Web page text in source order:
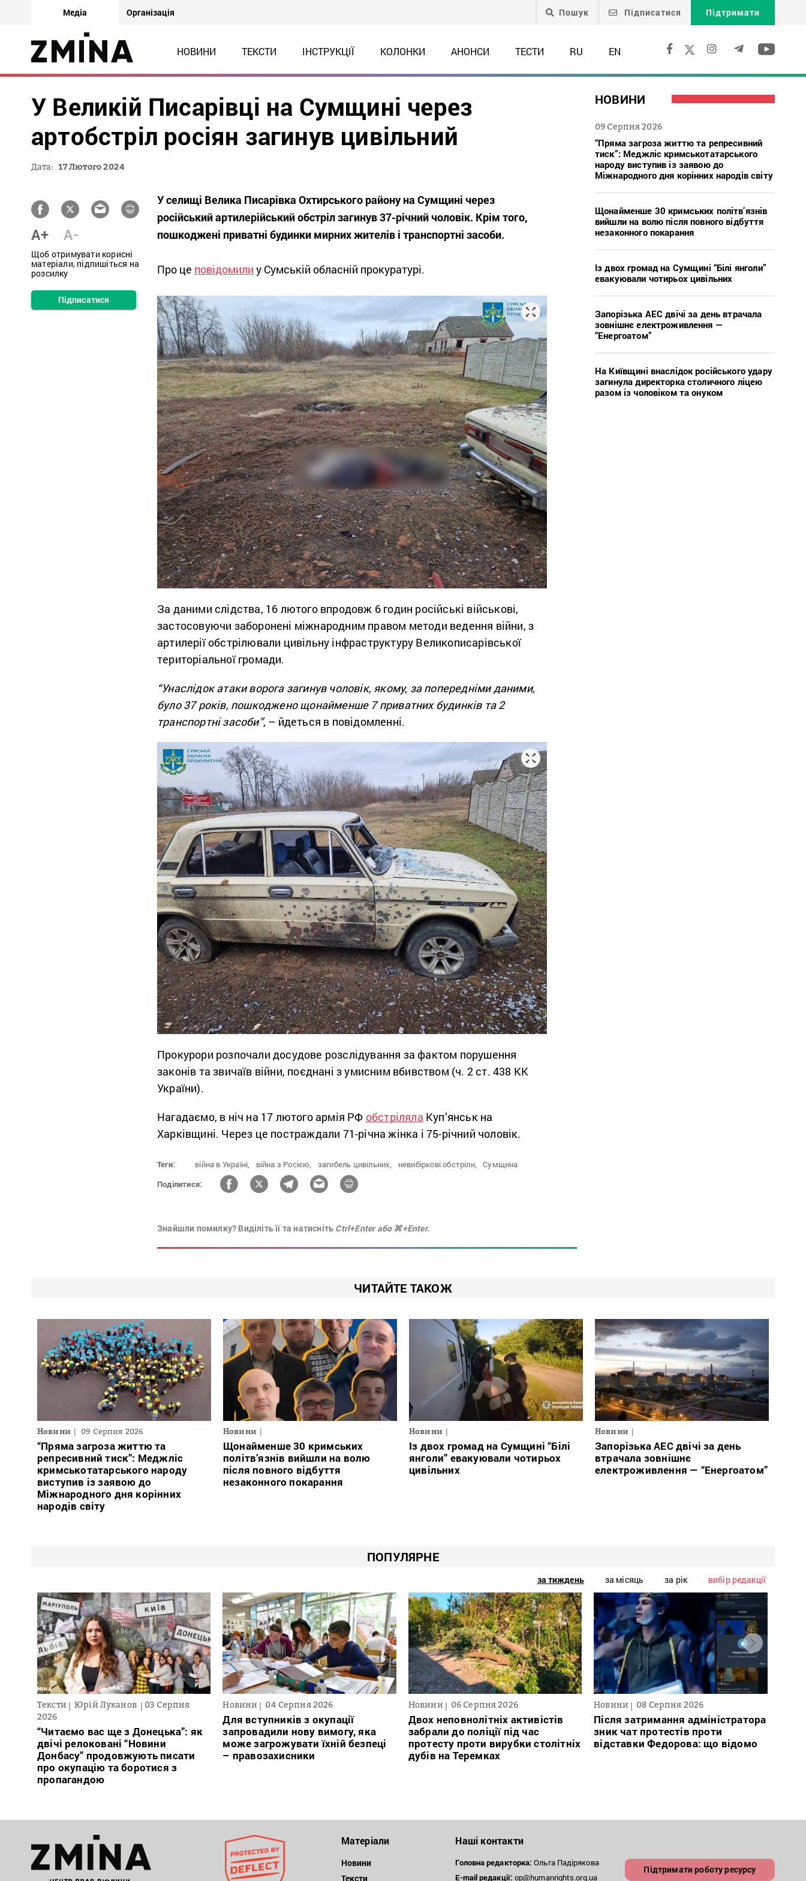
Медіа Організація Пошук Підписатися Підтримати
НОВИНИ ТЕКСТИ ІНСТРУКЦІЇ КОЛОНКИ АНОНСИ ТЕСТИ RU EN
У Великій Писарівці на Сумщині через
артобстріл росіян загинув цивільний
Дата: 17 Лютого 2024
A+ A-
Щоб отримувати корисні
матеріали, підпишіться на
розсилку
Підписатися
У селищі Велика Писарівка Охтирського району на Сумщині через
російський артилерійський обстріл загинув 37-річний чоловік. Крім того,
пошкоджені приватні будинки мирних жителів і транспортні засоби.
Про це повідомили у Сумській обласній прокуратурі.
За даними слідства, 16 лютого впродовж 6 годин російські військові,
застосовуючи заборонені міжнародним правом методи ведення війни, з
артилерії обстрілювали цивільну інфраструктуру Великописарівської
територіальної громади.
“Унаслідок атаки ворога загинув чоловік, якому, за попередніми даними,
було 37 років, пошкоджено щонайменше 7 приватних будинків та 2
транспортні засоби”, – йдеться в повідомленні.
Прокурори розпочали досудове розслідування за фактом порушення
законів та звичаїв війни, поєднані з умисним вбивством (ч. 2 ст. 438 КК
України).
Нагадаємо, в ніч на 17 лютого армія РФ обстріляла Куп’янськ на
Харківщині. Через це постраждали 71-річна жінка і 75-річний чоловік.
Теги: війна в Україні, війна з Росією, загибель цивільних, невибіркові обстріли,
Сумщина
Поділитися:
Знайшли помилку? Виділіть її та натисніть Ctrl+Enter або ⌘+Enter.
НОВИНИ
09 Серпня 2026
“Пряма загроза життю та репресивний
тиск”: Меджліс кримськотатарського
народу виступив із заявою до
Міжнародного дня корінних народів світу
Щонайменше 30 кримських політв’язнів
вийшли на волю після повного відбуття
незаконного покарання
Із двох громад на Сумщині “Білі янголи”
евакуювали чотирьох цивільних
Запорізька АЕС двічі за день втрачала
зовнішнє електроживлення —
“Енергоатом”
На Київщині внаслідок російського удару
загинула директорка столичного ліцею
разом із чоловіком та онуком
ЧИТАЙТЕ ТАКОЖ
Новини 09 Серпня 2026
“Пряма загроза життю та
репресивний тиск”: Меджліс
кримськотатарського народу
виступив із заявою до
Міжнародного дня корінних
народів світу
Новини
Щонайменше 30 кримських
політв’язнів вийшли на волю
після повного відбуття
незаконного покарання
Новини
Із двох громад на Сумщині “Білі
янголи” евакуювали чотирьох
цивільних
Новини
Запорізька АЕС двічі за день
втрачала зовнішнє
електроживлення — “Енергоатом”
ПОПУЛЯРНЕ
за тиждень за місяць за рік вибір редакції
Тексти Юрій Луканов
03 Серпня
2026
“Читаємо вас ще з Донецька”: як
двічі релоковані “Новини
Донбасу” продовжують писати
про окупацію та боротися з
пропагандою
Новини 04 Серпня 2026
Для вступників з окупації
запровадили нову вимогу, яка
може загрожувати їхній безпеці
– правозахисники
Новини 06 Серпня 2026
Двох неповнолітніх активістів
забрали до поліції під час
протесту проти вирубки столітніх
дубів на Теремках
Новини 08 Серпня 2026
Після затримання адміністратора
зник чат протестів проти
відставки Федорова: що відомо
Матеріали
Новини
Тексти
Наші контакти
Головна редакторка: Ольга Падірякова
E-mail редакції: op@humanrights.org.ua
Підтримати роботу ресурсу